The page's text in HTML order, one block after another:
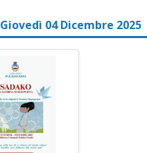
Giovedì 04 Dicembre 2025